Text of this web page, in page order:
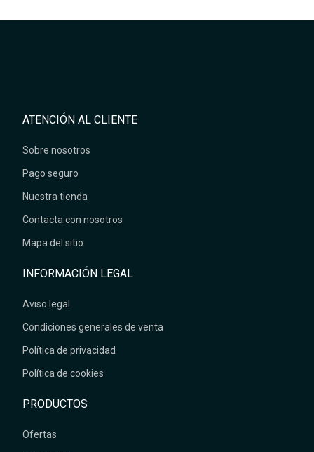
ATENCIÓN AL CLIENTE
Sobre nosotros
Pago seguro
Nuestra tienda
Contacta con nosotros
Mapa del sitio
INFORMACIÓN LEGAL
Aviso legal
Condiciones generales de venta
Política de privacidad
Política de cookies
PRODUCTOS
Ofertas